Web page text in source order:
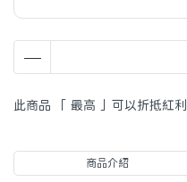
此商品 「 最高 」可以折抵紅利
商品介紹